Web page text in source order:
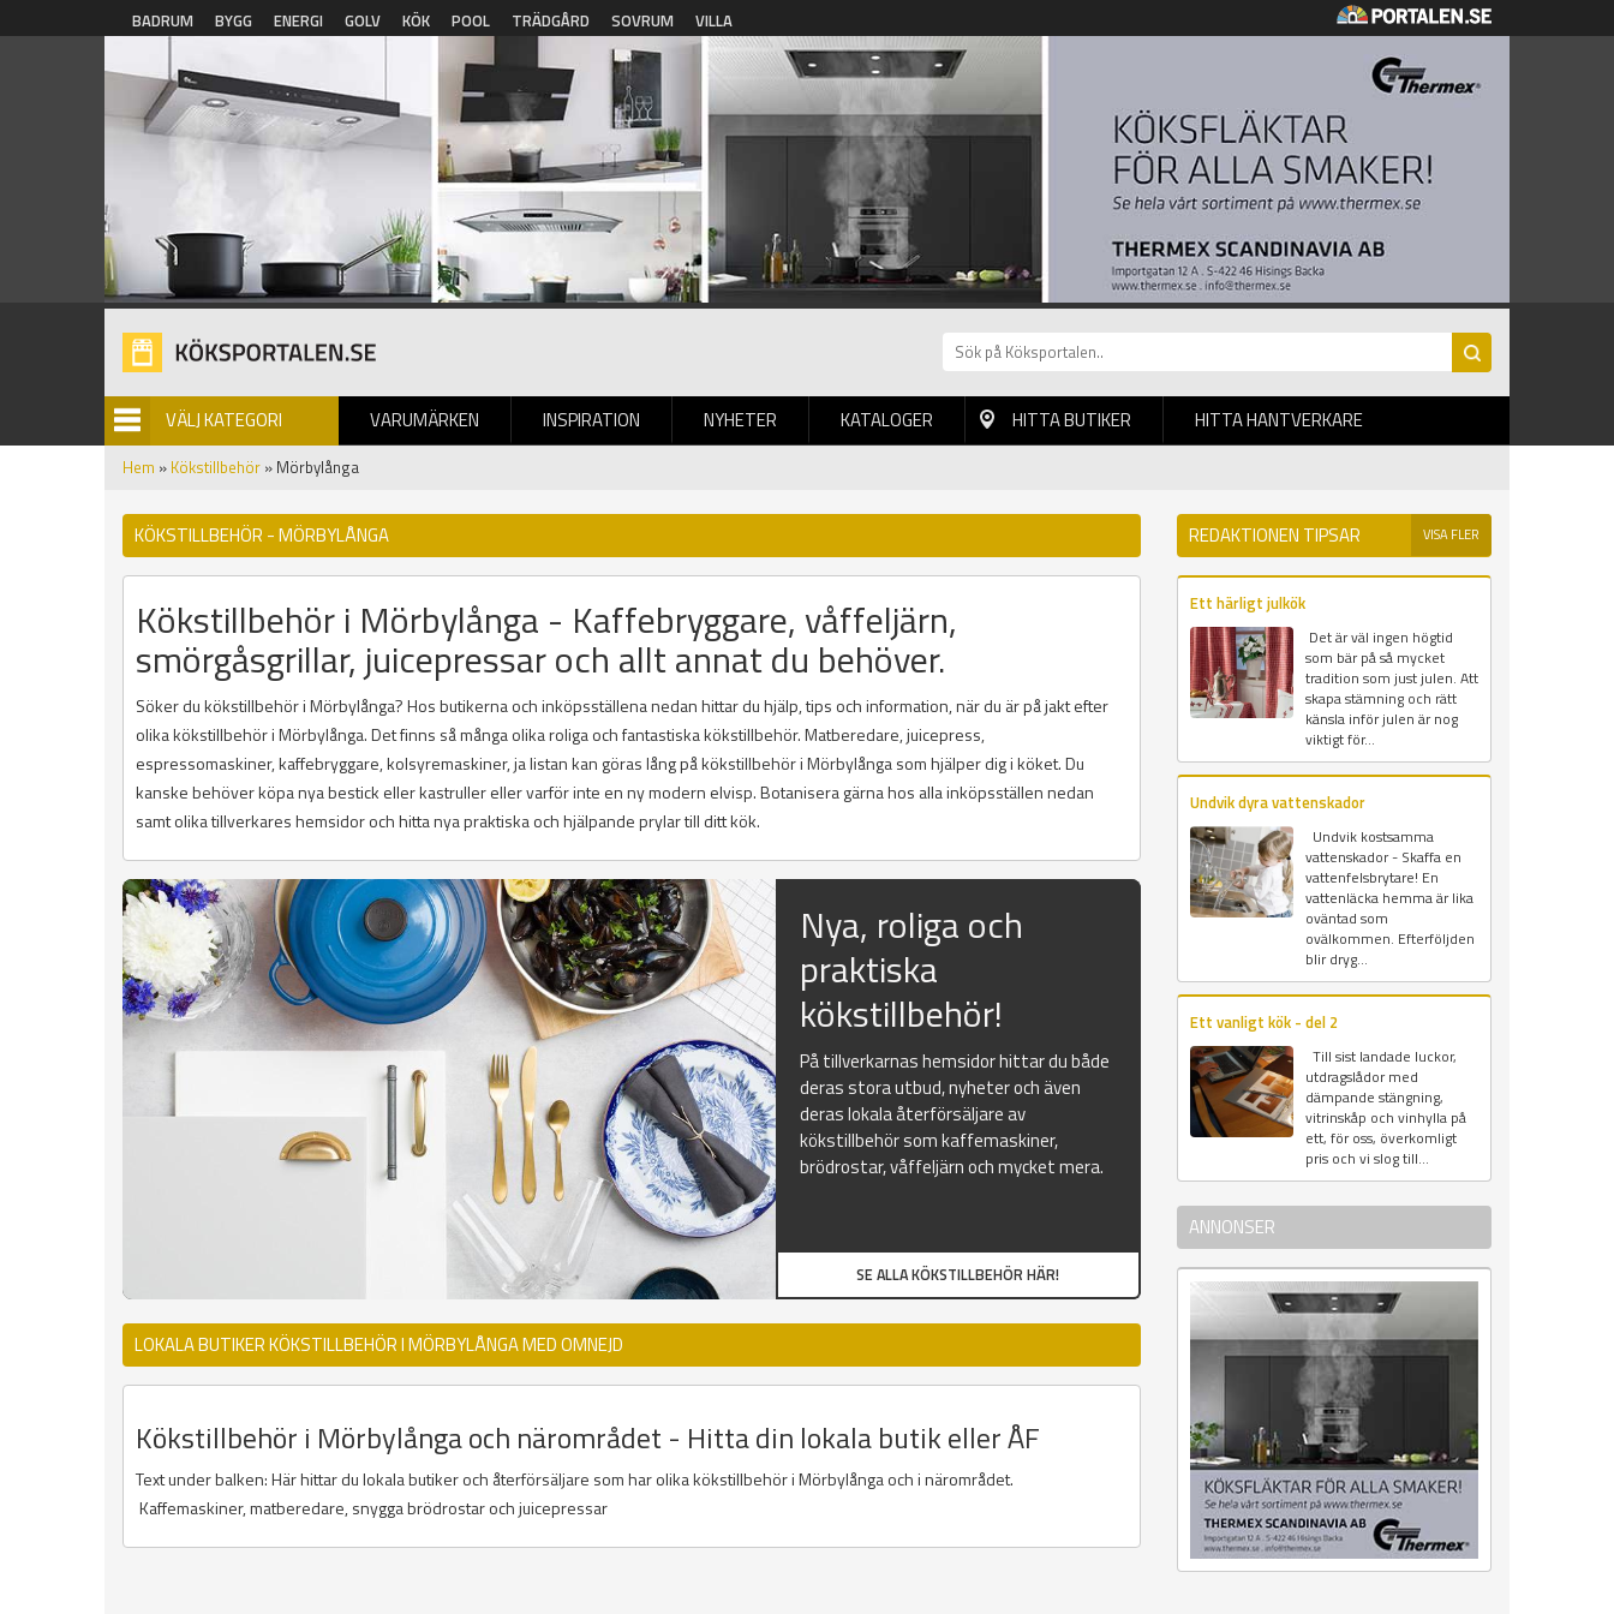
Hoppa till huvudinnehåll
BADRUM BYGG ENERGI GOLV KÖK POOL TRÄDGÅRD SOVRUM VILLA
VÄLJ KATEGORI VARUMÄRKEN INSPIRATION NYHETER
BILDGALLERI KATALOGER HITTA BUTIKER HITTA HANTVERKARE
Hem » Kökstillbehör » Mörbylånga
KÖKSTILLBEHÖR - MÖRBYLÅNGA
Kökstillbehör i Mörbylånga - Kaffebryggare, våffeljärn,
smörgåsgrillar, juicepressar och allt annat du behöver.
Söker du kökstillbehör i Mörbylånga? Hos butikerna och inköpsställena nedan hittar du hjälp, tips och information, när du är på jakt efter
olika kökstillbehör i Mörbylånga. Det finns så många olika roliga och fantastiska kökstillbehör. Matberedare, juicepress,
espressomaskiner, kaffebryggare, kolsyremaskiner, ja listan kan göras lång på kökstillbehör i Mörbylånga som hjälper dig i köket. Du
kanske behöver köpa nya bestick eller kastruller eller varför inte en ny modern elvisp. Botanisera gärna hos alla inköpsställen nedan
samt olika tillverkares hemsidor och hitta nya praktiska och hjälpande prylar till ditt kök.
Nya, roliga och
praktiska
kökstillbehör!
På tillverkarnas hemsidor hittar du både
deras stora utbud, nyheter och även
deras lokala återförsäljare av
kökstillbehör som kaffemaskiner,
brödrostar, våffeljärn och mycket mera.
SE ALLA KÖKSTILLBEHÖR HÄR!
LOKALA BUTIKER KÖKSTILLBEHÖR I MÖRBYLÅNGA MED OMNEJD
Kökstillbehör i Mörbylånga och närområdet - Hitta din lokala butik eller ÅF
Text under balken: Här hittar du lokala butiker och återförsäljare som har olika kökstillbehör i Mörbylånga och i närområdet.
Kaffemaskiner, matberedare, snygga brödrostar och juicepressar
REDAKTIONEN TIPSAR VISA FLER
Ett härligt julkök
Det är väl ingen högtid
som bär på så mycket
tradition som just julen. Att
skapa stämning och rätt
känsla inför julen är nog
viktigt för...
Undvik dyra vattenskador
Undvik kostsamma
vattenskador - Skaffa en
vattenfelsbrytare! En
vattenläcka hemma är lika
oväntad som
ovälkommen. Efterföljden
blir dryg...
Ett vanligt kök - del 2
Till sist landade luckor,
utdragslådor med
dämpande stängning,
vitrinskåp och vinhylla på
ett, för oss, överkomligt
pris och vi slog till...
ANNONSER